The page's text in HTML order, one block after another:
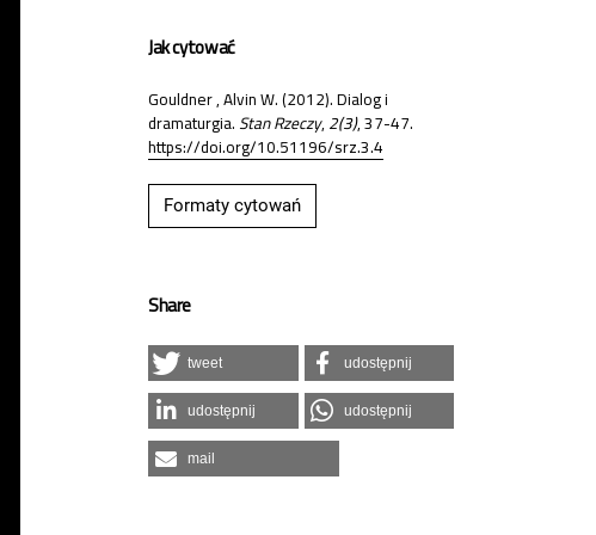
Jak cytować
Gouldner , Alvin W. (2012). Dialog i
dramaturgia.Stan Rzeczy,2(3), 37-47.
https://doi.org/10.51196/srz.3.4
Formaty cytowań
Share
tweet udostępnij
udostępnij udostępnij
mail